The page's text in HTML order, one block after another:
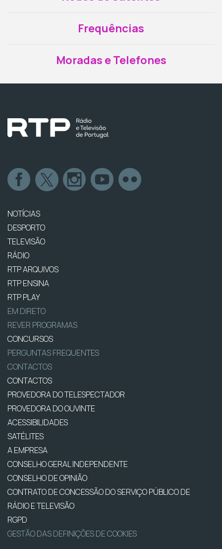
Frequências
Moradas e Telefones
NOTÍCIAS
DESPORTO
TELEVISÃO
RÁDIO
RTP ARQUIVOS
RTP ENSINA
RTP PLAY
EM DIRETO
REVER PROGRAMAS
CONCURSOS
PERGUNTAS FREQUENTES
CONTACTOS
CONTACTOS
PROVEDORA DO TELESPECTADOR
PROVEDORA DO OUVINTE
ACESSIBILIDADES
SATÉLITES
A EMPRESA
CONSELHO GERAL INDEPENDENTE
CONSELHO DE OPINIÃO
CONTRATO DE CONCESSÃO DO SERVIÇO PÚBLICO DE
RÁDIO E TELEVISÃO
RGPD
GESTÃO DAS DEFINIÇÕES DE COOKIES